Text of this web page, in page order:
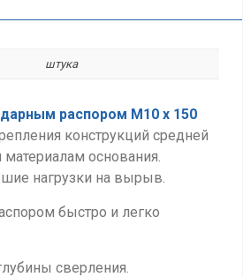
штука
распором М10 х 150
конструкций средней
основания.
нагрузки на вырыв.
быстро и легко
сверления.